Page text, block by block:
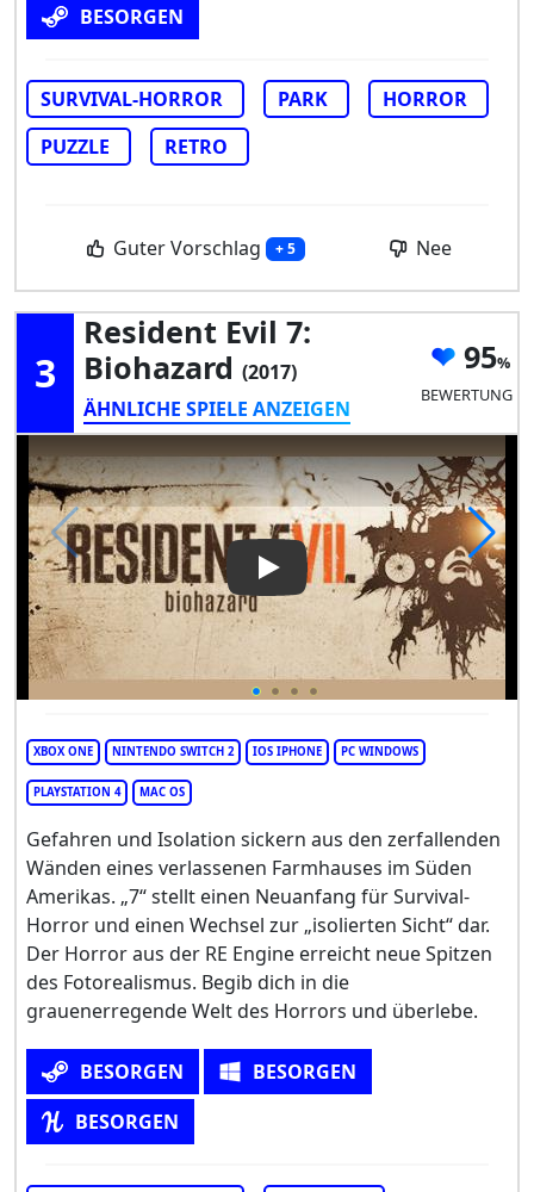
BESORGEN
SURVIVAL-HORROR PARK
HORROR
PUZZLE
RETRO
Guter Vorschlag + 5 Nee
3
Resident Evil 7:
Biohazard (2017)
ÄHNLICHE SPIELE ANZEIGEN
95
BEWERTUNG
Play Video: Resident Evil 7:
XBOX ONE NINTENDO SWITCH 2 IOS IPHONE PC WINDOWS
PLAYSTATION 4 MAC OS
Gefahren und Isolation sickern aus den zerfallenden
Wänden eines verlassenen Farmhauses im Süden
Amerikas. „7“ stellt einen Neuanfang für Survival-
Horror und einen Wechsel zur „isolierten Sicht“ dar.
Der Horror aus der RE Engine erreicht neue Spitzen
des Fotorealismus. Begib dich in die
grauenerregende Welt des Horrors und überlebe.
BESORGEN
BESORGEN
BESORGEN